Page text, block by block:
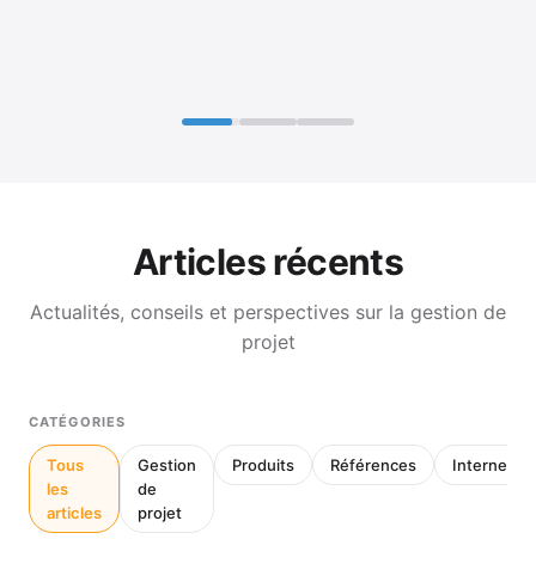
Articles récents
Actualités, conseils et perspectives sur la gestion de
projet
CATÉGORIES
Tous
les
articles
Gestion
de
projet
Produits Références Interne